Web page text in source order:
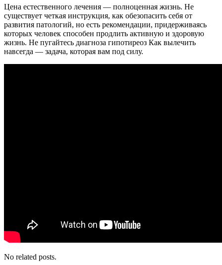
Цена естественного лечения — полноценная жизнь. Не
существует четкая инструкция, как обезопасить себя от
развития патологий, но есть рекомендации, придерживаясь
которых человек способен продлить активную и здоровую
жизнь. Не пугайтесь диагноза гипотиреоз Как вылечить
навсегда — задача, которая вам под силу.
No related posts.